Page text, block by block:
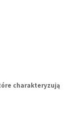
charakteryzują